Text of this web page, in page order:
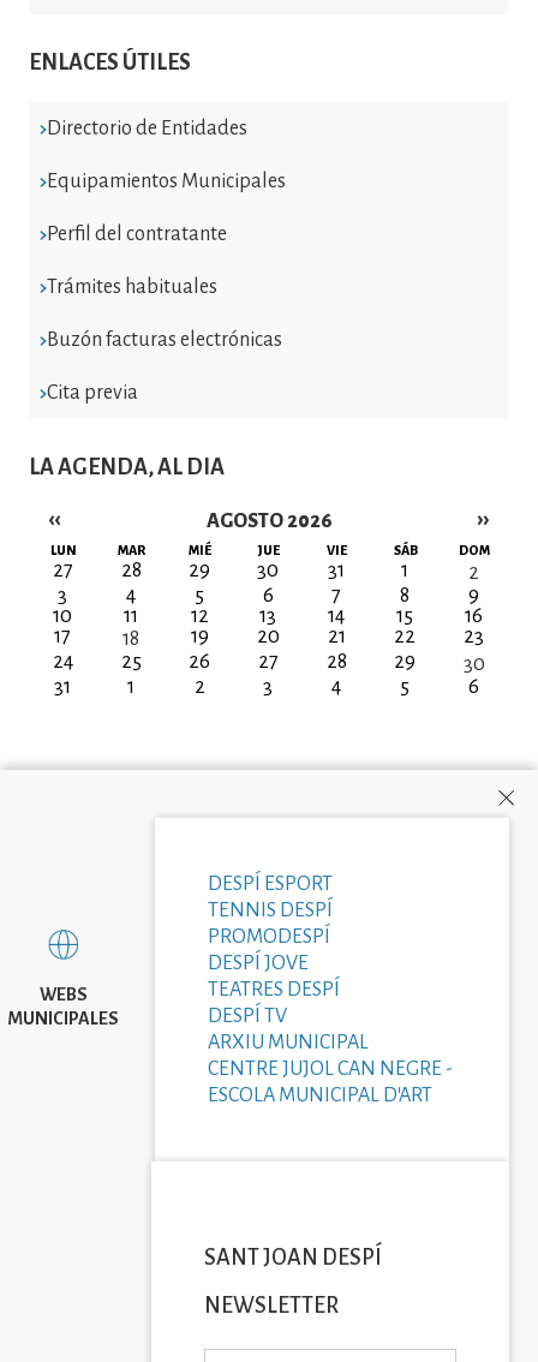
ENLACES ÚTILES
Directorio de Entidades
Equipamientos Municipales
Perfil del contratante
Trámites habituales
Buzón facturas electrónicas
Cita previa
LA AGENDA, AL DIA
AGOSTO 2026
Paginación
‹‹ ››
LUN MAR MIÉ JUE VIE SÁB DOM
27 28 29 30 31 1
2
3
4 5 6 7 8
9
10
11 12 13 14 15
16
17
18 19 20 21 22
23
24
25 26 27 28 29
30
31
1 2 3 4 5 6
WEBS
MUNICIPALES
DESPÍ ESPORT
TENNIS DESPÍ
PROMODESPÍ
DESPÍ JOVE
TEATRES DESPÍ
DESPÍ TV
ARXIU MUNICIPAL
CENTRE JUJOL CAN NEGRE -
ESCOLA MUNICIPAL D'ART
SANT JOAN DESPÍ
NEWSLETTER